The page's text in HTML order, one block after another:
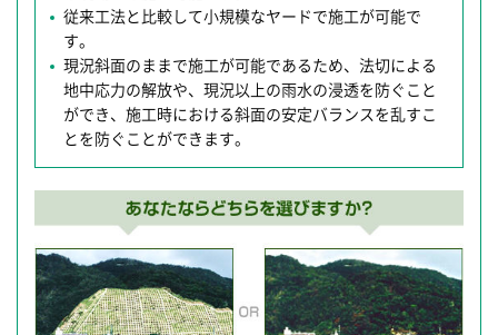
従来工法と比較して小規模なヤードで施工が可能で
す。
現況斜面のままで施工が可能であるため、法切による
地中応力の解放や、現況以上の雨水の浸透を防ぐこと
ができ、施工時における斜面の安定バランスを乱すこ
とを防ぐことができます。